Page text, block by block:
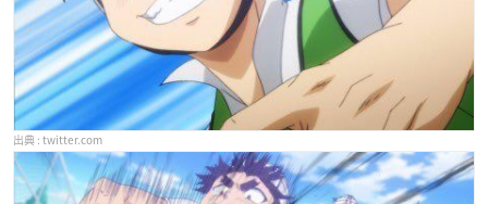
twitter.com